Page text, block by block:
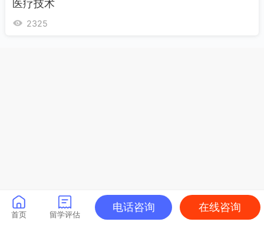
医疗技术
2325
首页 留学评估
电话咨询 在线咨询